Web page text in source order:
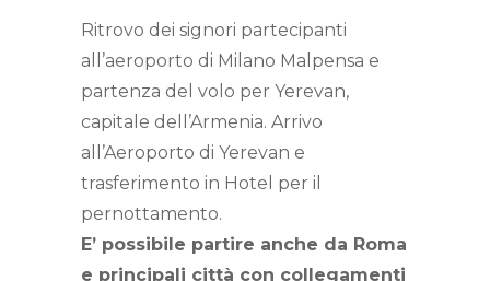
Ritrovo dei signori partecipanti
all’aeroporto di Milano Malpensa e
partenza del volo per Yerevan,
capitale dell’Armenia. Arrivo
all’Aeroporto di Yerevan e
trasferimento in Hotel per il
pernottamento.
E’ possibile partire anche da Roma
e principali città con collegamenti